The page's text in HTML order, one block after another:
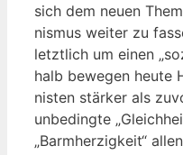
sich dem neu­en
nis­mus wei­ter zu
letzt­lich um einen
halb bewe­gen heu­te
nis­ten stär­ker als
unbe­ding­te
„Barm­her­zig­keit“